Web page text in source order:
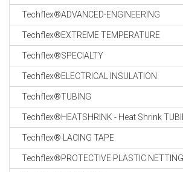
Techflex®ADVANCED-ENGINEERING
Techflex®EXTREME TEMPERATURE
Techflex®SPECIALTY
Techflex®ELECTRICAL INSULATION
Techflex®TUBING
Techflex®HEATSHRINK - Heat Shrink
Techflex® LACING TAPE
Techflex®PROTECTIVE PLASTIC NETTING